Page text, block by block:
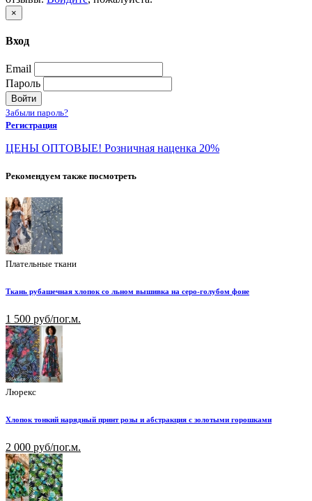
×
Вход
Email
Пароль
Войти
Забыли пароль?
Регистрация
ЦЕНЫ ОПТОВЫЕ! Розничная наценка 20%
Рекомендуем также посмотреть
Плательные ткани
Ткань рубашечная хлопок со льном вышивка на серо-голубом фоне
1 500 руб/пог.м.
Люрекс
Хлопок тонкий нарядный принт розы и абстракция с золотыми горошками
2 000 руб/пог.м.